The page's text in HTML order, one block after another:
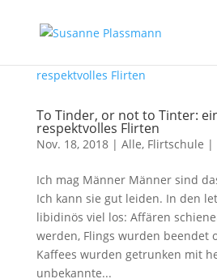
To Tinder, or not to Tinter:
respektvolles Flirten
Nov. 18, 2018| Alle, Flirtschule |
Ich mag Männer Männer sind
Ich kann sie gut leiden. In den
libidinös viel los: Affären
werden, Flings wurden beendet
Kaffees wurden getrunken mit
unbekannte...